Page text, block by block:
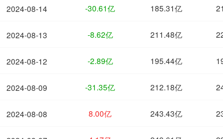
2024-08-14
2024-08-13
2024-08-12
2024-08-09
2024-08-08
-30.61亿 185.31亿
-8.62亿 211.48亿
-2.89亿 195.44亿
-31.35亿 212.18亿
8.00亿 243.43亿